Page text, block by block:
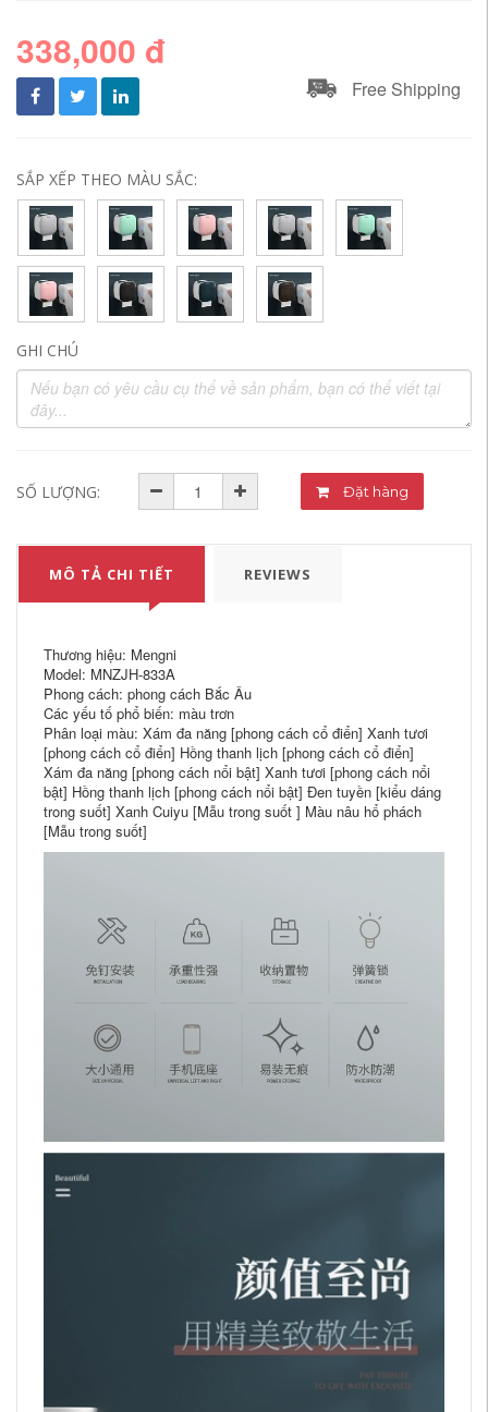
338,000 đ
Free Shipping
SẮP XẾP THEO MÀU SẮC:
GHI CHÚ
SỐ LƯỢNG: Đặt hàng
MÔ TẢ CHI TIẾT REVIEWS
Thương hiệu: Mengni
Model: MNZJH-833A
Phong cách: phong cách Bắc Âu
Các yếu tố phổ biến: màu trơn
Phân loại màu: Xám đa năng [phong cách cổ điển] Xanh tươi
[phong cách cổ điển] Hồng thanh lịch [phong cách cổ điển]
Xám đa năng [phong cách nổi bật] Xanh tươi [phong cách nổi
bật] Hồng thanh lịch [phong cách nổi bật] Đen tuyền [kiểu dáng
trong suốt] Xanh Cuiyu [Mẫu trong suốt ] Màu nâu hổ phách
[Mẫu trong suốt]